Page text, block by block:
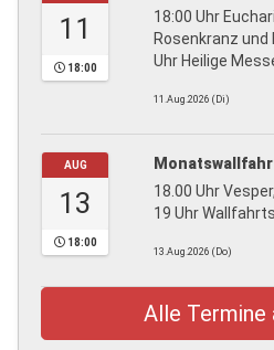
11
18:00
18:00 Uhr
Rosenkranz
Uhr Heilige
11.Aug.2026 (Di)
AUG
13
18:00
18.00 Uhr
19 Uhr
13.Aug.2026 (Do)
Alle Termine